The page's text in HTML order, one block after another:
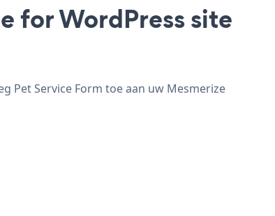
for WordPress site
Pet Service Form toe aan uw Mesmerize